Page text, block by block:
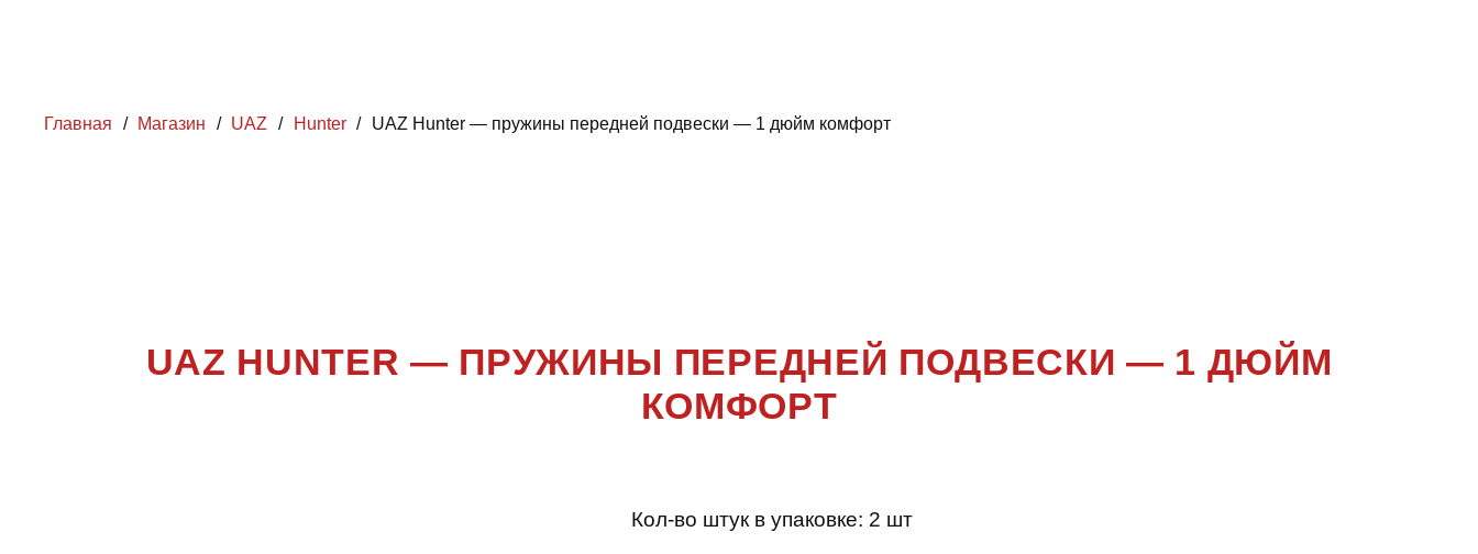
Главная / Магазин / UAZ / Hunter / UAZ Hunter — пружины передней подвески — 1 дюйм комфорт
HUNTER
UAZ HUNTER — ПРУЖИНЫ ПЕРЕДНЕЙ ПОДВЕСКИ — 1 ДЮЙМ
КОМФОРТ
Кол-во штук в упаковке: 2 шт